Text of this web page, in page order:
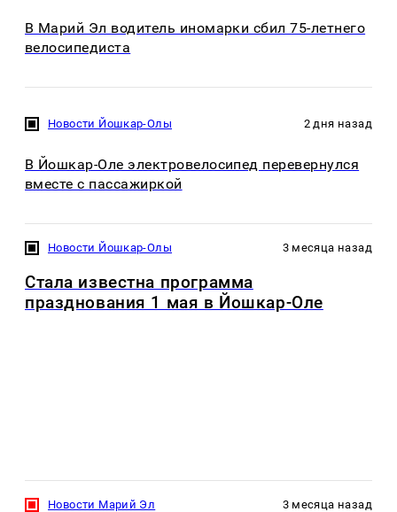
В Марий Эл водитель иномарки сбил 75-летнего
велосипедиста
Новости Йошкар-Олы 2 дня назад
В Йошкар-Оле электровелосипед перевернулся
вместе с пассажиркой
Новости Йошкар-Олы 3 месяца назад
Стала известна программа
празднования 1 мая в Йошкар-Оле
Новости Марий Эл 3 месяца назад